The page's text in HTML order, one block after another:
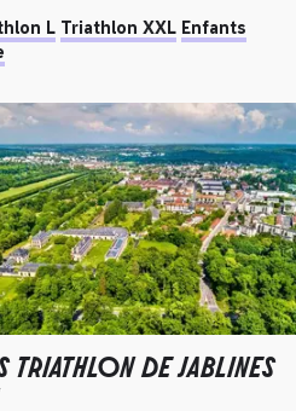
L Triathlon XXL Enfants
TRIATHLON DE JABLINES